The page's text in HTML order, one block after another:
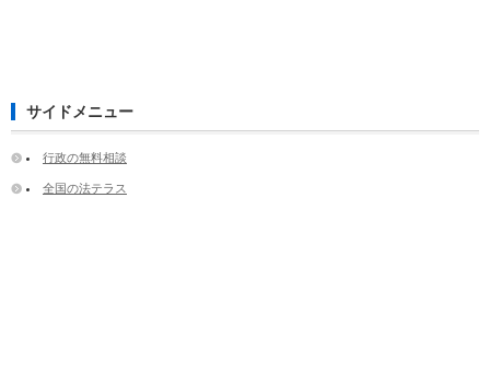
サイドメニュー
行政の無料相談
全国の法テラス